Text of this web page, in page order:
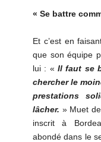
« Se battre
Et c’est en
que son équipe
lui : «Il faut se
chercher le
prestations
lâcher. » Muet
inscrit à
abondé dans le